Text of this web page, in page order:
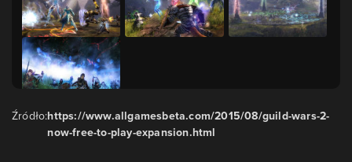
Źródło:https://www.allgamesbeta.com/2015/08/guild-wars-2-
now-free-to-play-expansion.html